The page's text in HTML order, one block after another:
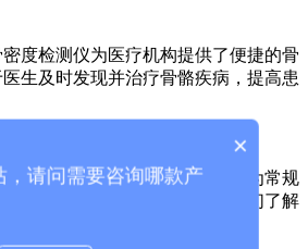
度检测仪为医疗机构提供了便捷的骨
生及时发现并治疗骨骼疾病，提高患
，便携式骨密度检测仪可以作为常规
提供骨密度检测服务，帮助他们了解
×
，请问需要咨询哪款产